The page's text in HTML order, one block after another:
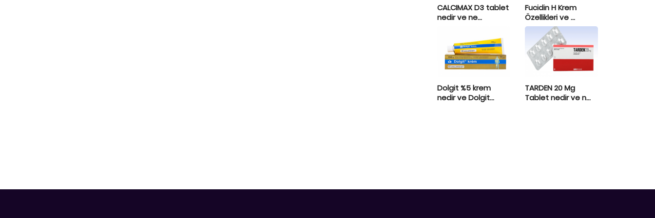
CALCIMAX D3 tablet
nedir ve ne...
Fucidin H Krem
Özellikleri ve ...
Dolgit %5 krem
nedir ve Dolgit...
TARDEN 20 Mg
Tablet nedir ve n...